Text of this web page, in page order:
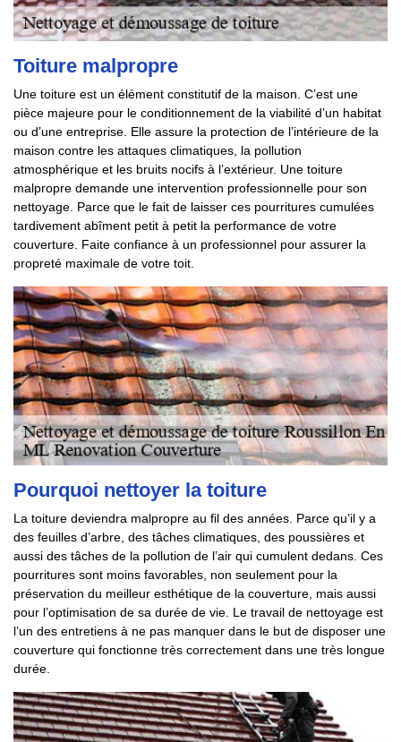
Toiture malpropre
Une toiture est un élément constitutif de la maison. C’est une
pièce majeure pour le conditionnement de la viabilité d’un habitat
ou d’une entreprise. Elle assure la protection de l’intérieure de la
maison contre les attaques climatiques, la pollution
atmosphérique et les bruits nocifs à l’extérieur. Une toiture
malpropre demande une intervention professionnelle pour son
nettoyage. Parce que le fait de laisser ces pourritures cumulées
tardivement abîment petit à petit la performance de votre
couverture. Faite confiance à un professionnel pour assurer la
propreté maximale de votre toit.
Pourquoi nettoyer la toiture
La toiture deviendra malpropre au fil des années. Parce qu’il y a
des feuilles d’arbre, des tâches climatiques, des poussières et
aussi des tâches de la pollution de l’air qui cumulent dedans. Ces
pourritures sont moins favorables, non seulement pour la
préservation du meilleur esthétique de la couverture, mais aussi
pour l’optimisation de sa durée de vie. Le travail de nettoyage est
l’un des entretiens à ne pas manquer dans le but de disposer une
couverture qui fonctionne très correctement dans une très longue
durée.